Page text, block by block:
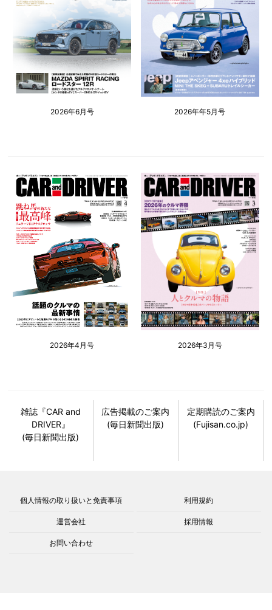
2026年6月号 2026年年5月号
2026年4月号 2026年3月号
雑誌『CAR and
DRIVER』
(毎日新聞出版)
広告掲載のご案内
(毎日新聞出版)
定期購読のご案内
(Fujisan.co.jp)
個人情報の取り扱いと免責事項 利用規約
運営会社 採用情報
お問い合わせ